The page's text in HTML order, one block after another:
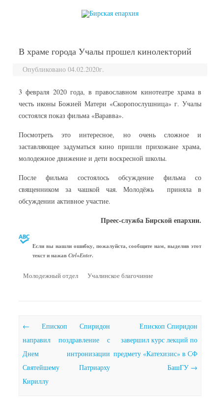
В храме города Учалы прошел кинолекторий
Опубликовано 04.02.2020г.
3 февраля 2020 года, в православном кинотеатре храма в
честь иконы Божией Матери «Скоропослушница» г. Учалы
состоялся показ фильма «Варавва».
Посмотреть это интересное, но очень сложное и
заставляющее задуматься кино пришли прихожане храма,
молодежное движение и дети воскресной школы.
После фильма состоялось обсуждение фильма со
священником за чашкой чая. Молодёжь приняла в
обсуждении активное участие.
Преес-служба Бирской епархии.
Если вы нашли ошибку, пожалуйста, сообщите нам, выделив этот
текст и нажавCtrl+Enter.
Молодежный отдел Учалинское благочиние
Почтовая навигация
← Епископ Спиридон
направил поздравление с
Днем интронизации
Святейшему Патриарху
Кириллу
Епископ Спиридон
завершил курс лекций по
предмету «Катехизис» в СФ
БашГУ →